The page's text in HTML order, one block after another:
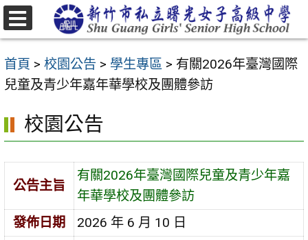
跳
至
要
內
區
首頁 > 校園公告 > 學生專區 > 有關2026年臺灣國際
兒童及青少年嘉年華學校及團體參訪
校園公告
公告主旨
有關2026年臺灣國際兒童及青少年嘉
年華學校及團體參訪
發佈日期
2026 年 6 月 10 日
選
單